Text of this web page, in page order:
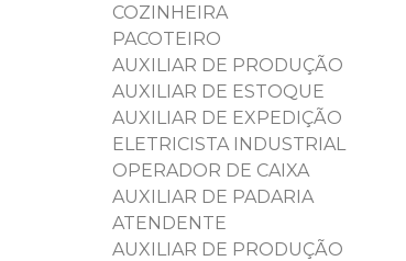
COZINHEIRA
PACOTEIRO
AUXILIAR DE PRODUÇÃO
AUXILIAR DE ESTOQUE
AUXILIAR DE EXPEDIÇÃO
ELETRICISTA INDUSTRIAL
OPERADOR DE CAIXA
AUXILIAR DE PADARIA
ATENDENTE
AUXILIAR DE PRODUÇÃO